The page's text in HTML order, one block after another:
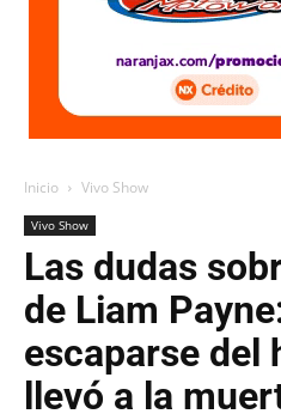
Inicio Vivo Show
Vivo Show
Las dudas
de Liam
escaparse del
llevó a la